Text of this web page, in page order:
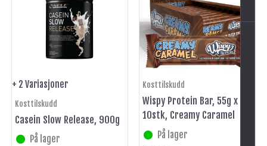
+ 2 Variasjoner
Kosttilskudd
Casein Slow Release, 900g
På lager
flere
varianter.
Alternativene
kan
på
produktsiden
Kosttilskudd
Wispy Protein Bar, 55g x
10stk, Creamy Caramel
På lager